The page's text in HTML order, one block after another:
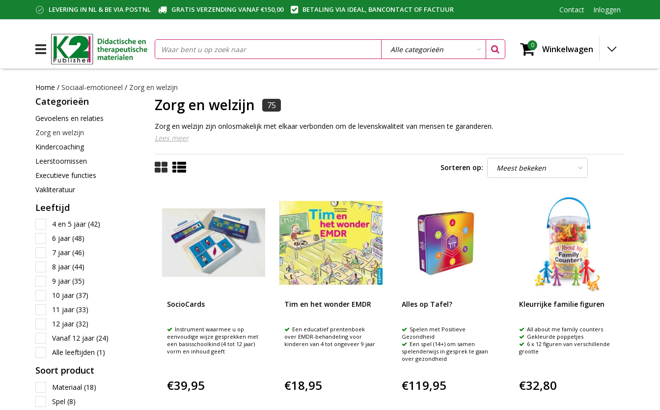
LEVERING IN NL & BE VIA POSTNL GRATIS VERZENDING VANAF €150,00 BETALING VIA IDEAL, BANCONTACT OF FACTUUR Contact Inloggen
0 Winkelwagen
Home / Sociaal-emotioneel / Zorg en welzijn
Categorieën
Gevoelens en relaties
Zorg en welzijn
Kindercoaching
Leerstoornissen
Executieve functies
Vakliteratuur
Leeftijd
4 en 5 jaar(42)
6 jaar(48)
7 jaar(46)
8 jaar(44)
9 jaar(35)
10 jaar(37)
11 jaar(33)
12 jaar(32)
Vanaf 12 jaar(24)
Alle leeftijden (1)
Soort product
Materiaal (18)
Spel (8)
Zorg en welzijn 75
Zorg en welzijn zijn onlosmakelijk met elkaar verbonden om de levenskwaliteit van mensen te garanderen.
Lees meer
Sorteren op:
SocioCards
Instrument waarmee u op
eenvoudige wijze gesprekken met
een basisschoolkind (4 tot 12 jaar)
vorm en inhoud geeft
€39,95
Tim en het wonder EMDR
Een educatief prentenboek
over EMDR-behandeling voor
kinderen van 4 tot ongeveer 9 jaar
€18,95
Alles op Tafel?
Spelen met Positieve
Gezondheid
Een spel (14+) om samen
spelenderwijs in gesprek te gaan
over gezondheid
€119,95
Kleurrijke familie figuren
All about me family counters
Gekleurde poppetjes
6 x 12 figuren van verschillende
grootte
€32,80